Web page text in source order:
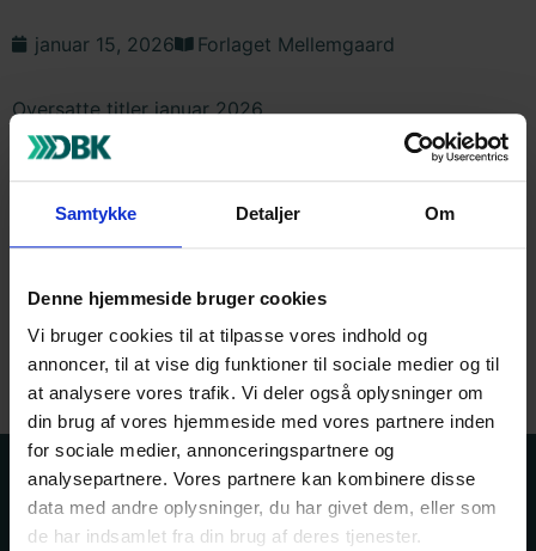
Samtykke Detaljer Om
Denne hjemmeside bruger cookies
Vi bruger cookies til at tilpasse vores indhold og
annoncer, til at vise dig funktioner til sociale medier og til
at analysere vores trafik. Vi deler også oplysninger om
din brug af vores hjemmeside med vores partnere inden
for sociale medier, annonceringspartnere og
analysepartnere. Vores partnere kan kombinere disse
data med andre oplysninger, du har givet dem, eller som
de har indsamlet fra din brug af deres tjenester.
januar 15, 2026 Forlaget Mellemgaard
Oversatte titler januar 2026
Med venlig hilsen
Line P. Hansen
Salgs- og marketingkoordinator
Forlaget mellemgaard
Vedhæftet fil
Kontakt os Bogportalen